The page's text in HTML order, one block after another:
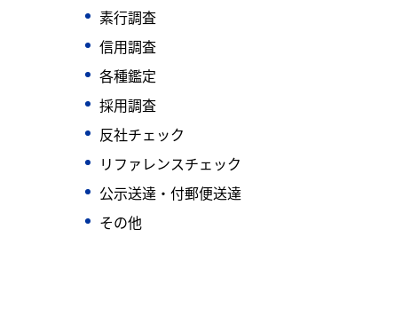
素行調査
信用調査
各種鑑定
採用調査
反社チェック
リファレンスチェック
公示送達・付郵便送達
その他